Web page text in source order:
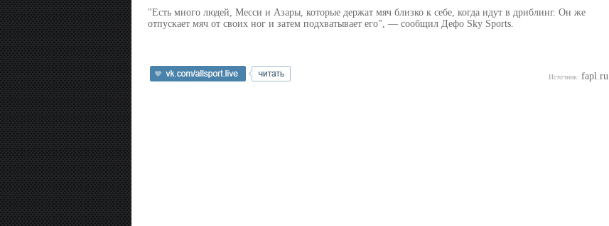
"Есть много людей, Месси и Азары, которые держат мяч близко к себе, когда идут в дриблинг. Он же
отпускает мяч от своих ног и затем подхватывает его", — сообщил Дефо Sky Sports.
Источник: fapl.ru